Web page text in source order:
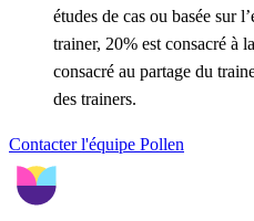
études de cas ou basée sur
trainer, 20% est consacré à
consacré au partage du
des trainers.
Contacter l'équipe Pollen